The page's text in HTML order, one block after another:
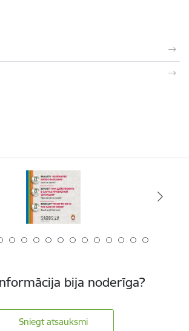
bija noderīga?
Sniegt atsauksmi